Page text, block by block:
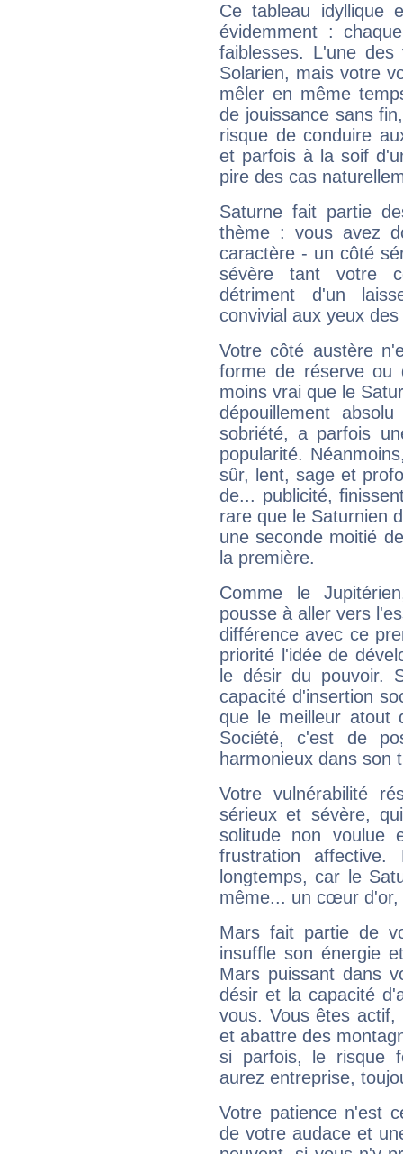
Ce tableau idyllique
évidemment :
faiblesses. L'une
Solarien, mais votre
mêler en même
de jouissance sans
risque de conduire
et parfois à la soif
pire des cas
Saturne fait partie
thème : vous avez
caractère - un côté
sévère tant votre
détriment d'un
convivial aux yeux
Votre côté austère
forme de réserve
moins vrai que le
dépouillement
sobriété, a parfois
popularité.
sûr, lent, sage et
de... publicité,
rare que le Saturnien
une seconde moitié
la première.
Comme le
pousse à aller vers
différence avec ce
priorité l'idée de
le désir du pouvoir.
capacité d'insertion
que le meilleur atout
Société, c'est de
harmonieux dans son
Votre vulnérabilité
sérieux et sévère,
solitude non voulue
frustration
longtemps, car le
même... un cœur d'or,
Mars fait partie de
insuffle son énergie
Mars puissant dans
désir et la capacité
vous. Vous êtes
et abattre des
si parfois, le risque
aurez entreprise,
Votre patience n'est
de votre audace et